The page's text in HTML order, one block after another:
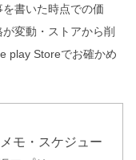
書いた時点での価
変動・ストアから削
play Storeでお確かめ
モ・スケジュー